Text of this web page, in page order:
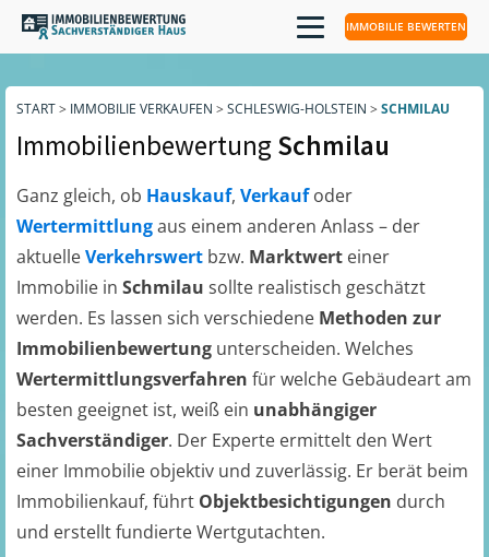
IMMOBILIE BEWERTEN
START> IMMOBILIE VERKAUFEN > SCHLESWIG-HOLSTEIN > SCHMILAU
ImmobilienbewertungSchmilau
Ganz gleich, ob Hauskauf, Verkaufoder
Wertermittlungaus einem anderen Anlass – der
aktuelleVerkehrswert bzw. Marktwert einer
Immobilie in Schmilau sollte realistisch geschätzt
werden. Es lassen sich verschiedene Methoden zur
Immobilienbewertung unterscheiden. Welches
Wertermittlungsverfahren für welche Gebäudeart am
besten geeignet ist, weiß ein unabhängiger
Sachverständiger. Der Experte ermittelt den Wert
einer Immobilie objektiv und zuverlässig. Er berät beim
Immobilienkauf, führt Objektbesichtigungen durch
und erstellt fundierte Wertgutachten.